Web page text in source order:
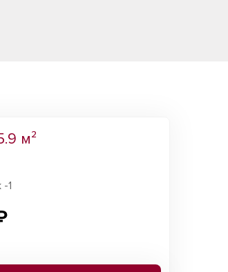
м²
1